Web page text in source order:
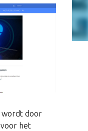
wordt door
het